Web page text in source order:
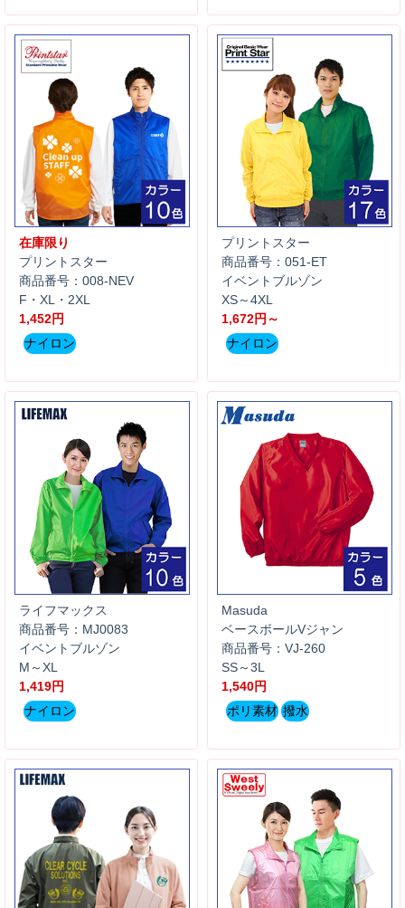
在庫限り
プリントスター
商品番号：008-NEV
F・XL・2XL
1,452円
ナイロン
プリントスター
商品番号：051-ET
イベントブルゾン
XS～4XL
1,672円～
ナイロン
ライフマックス
商品番号：MJ0083
イベントブルゾン
M～XL
1,419円
ナイロン
Masuda
ベースボールVジャン
商品番号：VJ-260
SS～3L
1,540円
ポリ素材 撥水